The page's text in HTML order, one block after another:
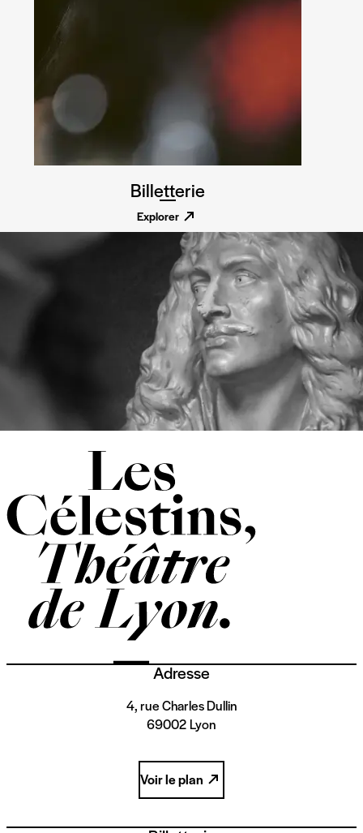
Billetterie
Explorer
Adresse
4, rue Charles Dullin
69002 Lyon
Voir le plan